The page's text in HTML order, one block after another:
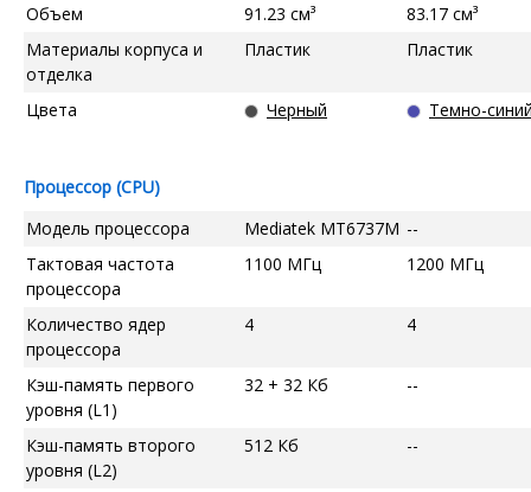
Объем
91.23 см³
83.17 см³
Материалы корпуса и
отделка
Пластик Пластик
Цвета Черный Темно-
Процессор (CPU)
Модель процессора
Mediatek MT6737M --
Тактовая частота
процессора
1100 МГц 1200 МГц
Количество ядер
процессора
4 4
Кэш-память первого
уровня (L1)
32 + 32 Кб --
Кэш-память второго
уровня (L2)
512 Кб --